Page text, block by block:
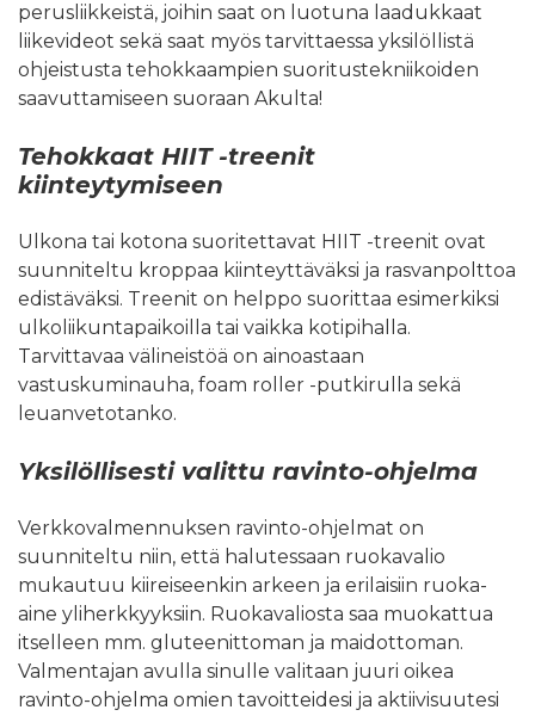
perusliikkeistä, joihin saat on luotuna laadukkaat
liikevideot sekä saat myös tarvittaessa yksilöllistä
ohjeistusta tehokkaampien suoritustekniikoiden
saavuttamiseen suoraan Akulta!
Tehokkaat HIIT -treenit
kiinteytymiseen
Ulkona tai kotona suoritettavat HIIT -treenit ovat
suunniteltu kroppaa kiinteyttäväksi ja rasvanpolttoa
edistäväksi. Treenit on helppo suorittaa esimerkiksi
ulkoliikuntapaikoilla tai vaikka kotipihalla.
Tarvittavaa välineistöä on ainoastaan
vastuskuminauha, foam roller -putkirulla sekä
leuanvetotanko.
Yksilöllisesti valittu ravinto-ohjelma
Verkkovalmennuksen ravinto-ohjelmat on
suunniteltu niin, että halutessaan ruokavalio
mukautuu kiireiseenkin arkeen ja erilaisiin ruoka-
aine yliherkkyyksiin. Ruokavaliosta saa muokattua
itselleen mm. gluteenittoman ja maidottoman.
Valmentajan avulla sinulle valitaan juuri oikea
ravinto-ohjelma omien tavoitteidesi ja aktiivisuutesi